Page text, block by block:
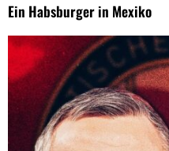
Ein Habsburger in Mexiko